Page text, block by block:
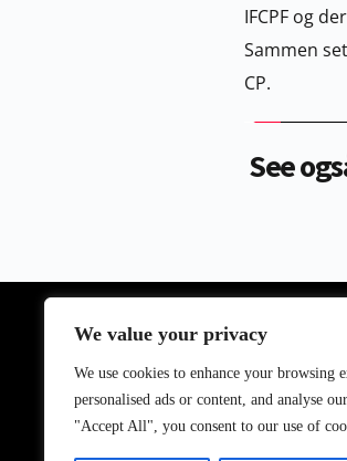
We value your privacy
We use cookies to enhance your browsing
personalised ads or content, and analyse
"Accept All", you consent to our use of
IFCPF og
Sammen
CP.
See
Terms of